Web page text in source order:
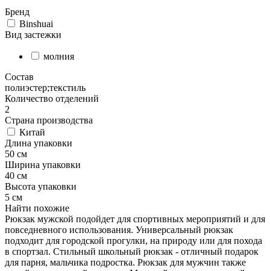
Бренд
Binshuai
Вид застежки
молния
Состав
полиэстер;текстиль
Количество отделений
2
Страна производства
Китай
Длина упаковки
50 см
Ширина упаковки
40 см
Высота упаковки
5 см
Найти похожие
Рюкзак мужской подойдет для спортивных мероприятий и для
повседневного использования. Универсальный рюкзак
подходит для городской прогулки, на природу или для похода
в спортзал. Стильный школьный рюкзак - отличный подарок
для парня, мальчика подростка. Рюкзак для мужчин также